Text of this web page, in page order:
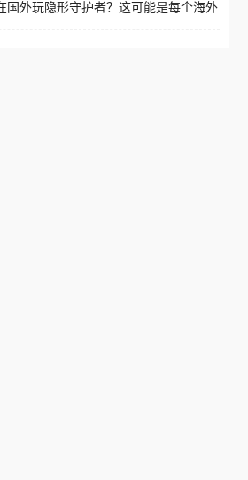
国外玩隐形守护者？这可能是每个海外